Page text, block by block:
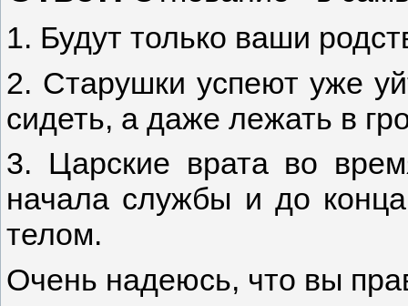
1. Будут только ваши
2. Старушки успеют уже
сидеть, а даже лежать в
3. Царские врата во
начала службы и до
телом.
Очень надеюсь, что вы